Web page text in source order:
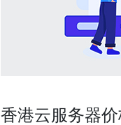
香港云服务器